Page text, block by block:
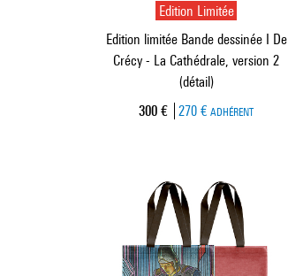
Edition Limitée
Edition limitée Bande dessinée I De
Crécy - La Cathédrale, version 2
(détail)
Prix ​​actuel
300 € 270 € ADHÉRENT